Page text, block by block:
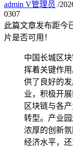
admin V管理员 /
0307
此篇文章发布距今
片是否可用！
中国长城区
挥着关键作
供了良好的
业，积极开
区块链与各
转型。产业
浓厚的创新
经济水平，